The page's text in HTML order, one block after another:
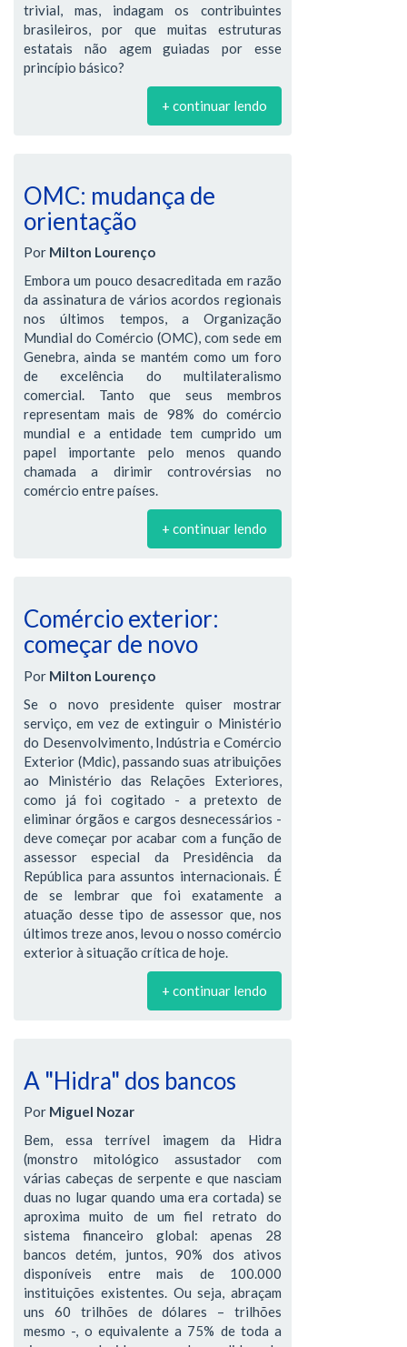
trivial, mas, indagam os contribuintes
brasileiros, por que muitas estruturas
estatais não agem guiadas por esse
princípio básico?
+ continuar lendo
OMC: mudança de
orientação
Por Milton Lourenço
Embora um pouco desacreditada em razão
da assinatura de vários acordos regionais
nos últimos tempos, a Organização
Mundial do Comércio (OMC), com sede em
Genebra, ainda se mantém como um foro
de excelência do multilateralismo
comercial. Tanto que seus membros
representam mais de 98% do comércio
mundial e a entidade tem cumprido um
papel importante pelo menos quando
chamada a dirimir controvérsias no
comércio entre países.
+ continuar lendo
Comércio exterior:
começar de novo
Por Milton Lourenço
Se o novo presidente quiser mostrar
serviço, em vez de extinguir o Ministério
do Desenvolvimento, Indústria e Comércio
Exterior (Mdic), passando suas atribuições
ao Ministério das Relações Exteriores,
como já foi cogitado - a pretexto de
eliminar órgãos e cargos desnecessários -
deve começar por acabar com a função de
assessor especial da Presidência da
República para assuntos internacionais. É
de se lembrar que foi exatamente a
atuação desse tipo de assessor que, nos
últimos treze anos, levou o nosso comércio
exterior à situação crítica de hoje.
+ continuar lendo
A "Hidra" dos bancos
Por Miguel Nozar
Bem, essa terrível imagem da Hidra
(monstro mitológico assustador com
várias cabeças de serpente e que nasciam
duas no lugar quando uma era cortada) se
aproxima muito de um fiel retrato do
sistema financeiro global: apenas 28
bancos detém, juntos, 90% dos ativos
disponíveis entre mais de 100.000
instituições existentes. Ou seja, abraçam
uns 60 trilhões de dólares – trilhões
mesmo -, o equivalente a 75% de toda a